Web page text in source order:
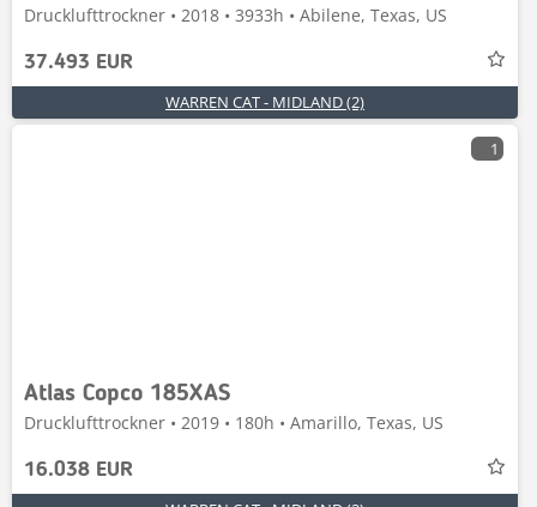
Drucklufttrockner • 2018 • 3933h • Abilene, Texas, US
37.493 EUR
WARREN CAT - MIDLAND (2)
1
Atlas Copco 185XAS
Drucklufttrockner • 2019 • 180h • Amarillo, Texas, US
16.038 EUR